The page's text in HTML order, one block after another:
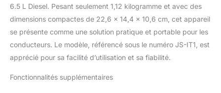
Le démarreur de saut
portable avec deux
sorties USB, un pour QC
3.0(12V/1,5A 9V/2A
5V/3A), plus rapide et
compatible avec presque
chargement USB. Il est
6.5 L Diesel. Pesant seulement 1,12 kilogramme et avec des
dimensions compactes de 22,6 x 14,4 x 10,6 cm, cet appareil
se présente comme une solution pratique et portable pour les
conducteurs. Le modèle, référencé sous le numéro JS-IT1, est
apprécié pour sa facilité d’utilisation et sa fiabilité.
Fonctionnalités supplémentaires